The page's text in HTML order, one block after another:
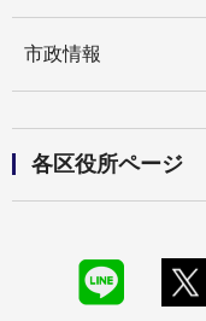
市政情報
各区役所ページ